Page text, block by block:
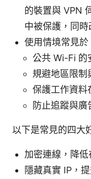
的裝置與 VPN
中被保護，同時
使用情境常見於
公共 Wi-Fi 的
規避地區限制
保護工作資料
防止追蹤與廣
以下是常見的四大
加密連線，降
隱藏真實 IP，